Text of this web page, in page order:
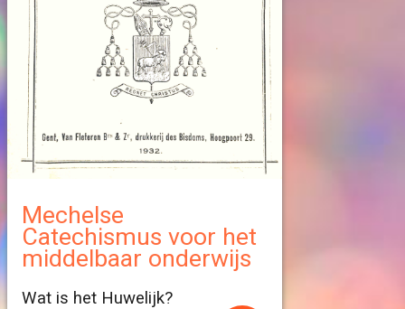
Mechelse
Catechismus voor het
middelbaar onderwijs
Wat is het Huwelijk?